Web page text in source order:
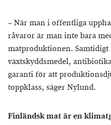
– När man i offentliga
råvaror är man inte bara
matproduktionen.
växtskyddsmedel,
garanti för att
toppklass, säger Nylund.
Finländsk mat är en